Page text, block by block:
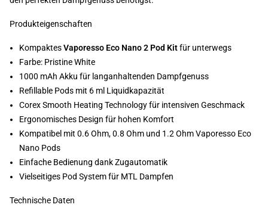
Produkteigenschaften
KompaktesVaporesso Eco Nano 2 Pod Kitfür unterwegs
Farbe: Pristine White
1000 mAh Akku für langanhaltenden Dampfgenuss
Refillable Pods mit 6 ml Liquidkapazität
Corex Smooth Heating Technology für intensiven Geschmack
Ergonomisches Design für hohen Komfort
Kompatibel mit 0.6 Ohm, 0.8 Ohm und 1.2 Ohm Vaporesso Eco
Nano Pods
Einfache Bedienung dank Zugautomatik
Vielseitiges Pod System für MTL Dampfen
Technische Daten